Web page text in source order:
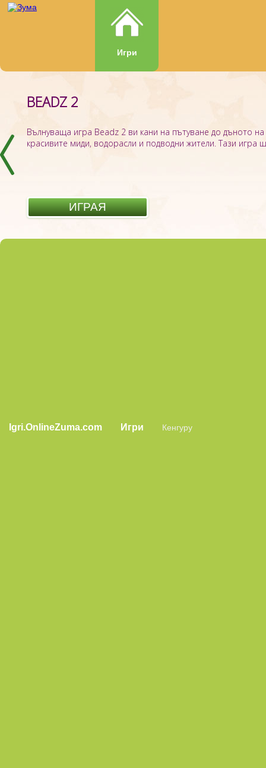
Игри
BEADZ 2
Вълнуваща игра Beadz 2 ви кани на пътуване до дъното
красивите миди, водорасли и подводни жители. Тази игра
ИГРАЯ
Igri.OnlineZuma.com Игри Кенгуру